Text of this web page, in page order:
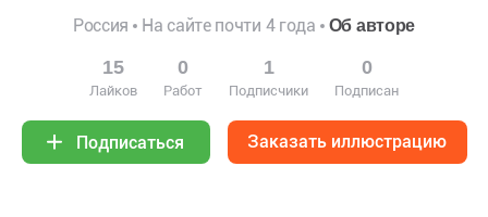
Россия На сайте почти 4 года Об авторе
15
Лайков
0
Работ
1
Подписчики
0
Подписан
Подписаться Заказать иллюстрацию